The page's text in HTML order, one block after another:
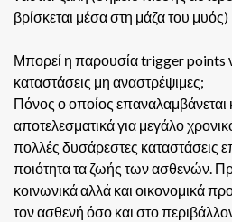
βρίσκεται μέσα στη μάζα του
Μπορεί η παρουσία trigger points
καταστάσεις μη αναστρέψιμες;
Πόνος ο οποίος επαναλαμβάνεται
αποτελεσματικά για μεγάλο
πολλές δυσάρεστες καταστάσεις
ποιότητα τα ζωής των ασθενών.
κοινωνικά αλλά και οικονομικά
τον ασθενή όσο και στο